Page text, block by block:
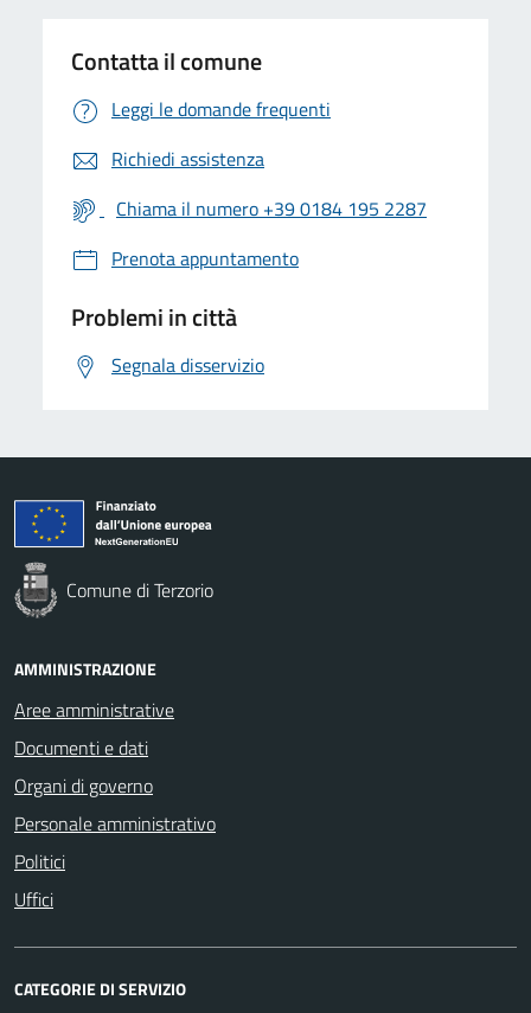
Contatta il comune
Leggi le domande frequenti
Richiedi assistenza
Chiama il numero +39 0184 195 2287
Prenota appuntamento
Problemi in città
Segnala disservizio
Comune di Terzorio
AMMINISTRAZIONE
Aree amministrative
Documenti e dati
Organi di governo
Personale amministrativo
Politici
Uffici
CATEGORIE DI SERVIZIO